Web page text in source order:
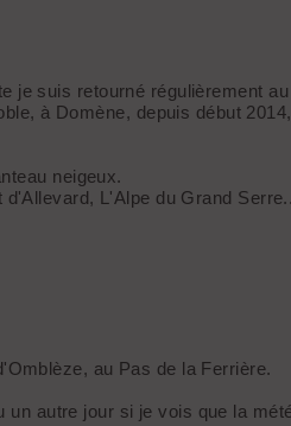
je suis retourné régulièrement
à Domène, depuis début
neigeux.
L'Alpe du Grand
au Pas de la Ferrière.
autre jour si je vois que la